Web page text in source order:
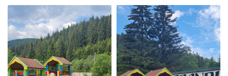
LOC DE JOACĂ LOC DE JOACĂ